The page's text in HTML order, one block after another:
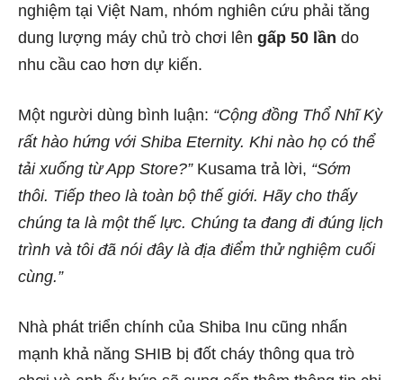
nghiệm tại Việt Nam, nhóm nghiên cứu phải tăng
dung lượng máy chủ trò chơi lên gấp 50 lần do
nhu cầu cao hơn dự kiến.
Một người dùng bình luận: “Cộng đồng Thổ Nhĩ Kỳ
rất hào hứng với Shiba Eternity. Khi nào họ có thể
tải xuống từ App Store?”Kusama trả lời, “Sớm
thôi. Tiếp theo là toàn bộ thế giới. Hãy cho thấy
chúng ta là một thế lực. Chúng ta đang đi đúng lịch
trình và tôi đã nói đây là địa điểm thử nghiệm cuối
cùng.”
Nhà phát triển chính của Shiba Inu cũng nhấn
mạnh khả năng SHIB bị đốt cháy thông qua trò